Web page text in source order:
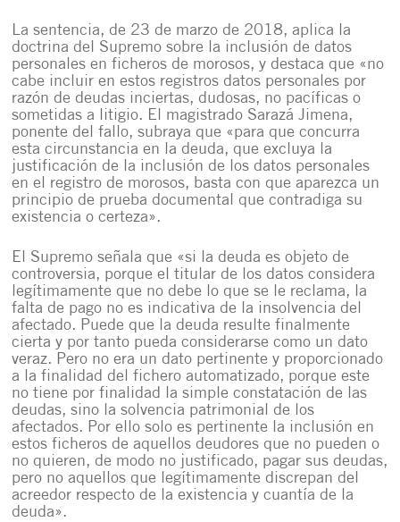
La sentencia, de 23 de marzo de 2018, aplica la
doctrina del Supremo sobre la inclusión de datos
personales en ficheros de morosos, y destaca que «no
cabe incluir en estos registros datos personales por
razón de deudas inciertas, dudosas, no pacíficas o
sometidas a litigio. El magistrado Sarazá Jimena,
ponente del fallo, subraya que «para que concurra
esta circunstancia en la deuda, que excluya la
justificación de la inclusión de los datos personales
en el registro de morosos, basta con que aparezca un
principio de prueba documental que contradiga su
existencia o certeza».
El Supremo señala que «si la deuda es objeto de
controversia, porque el titular de los datos considera
legítimamente que no debe lo que se le reclama, la
falta de pago no es indicativa de la insolvencia del
afectado. Puede que la deuda resulte finalmente
cierta y por tanto pueda considerarse como un dato
veraz. Pero no era un dato pertinente y proporcionado
a la finalidad del fichero automatizado, porque este
no tiene por finalidad la simple constatación de las
deudas, sino la solvencia patrimonial de los
afectados. Por ello solo es pertinente la inclusión en
estos ficheros de aquellos deudores que no pueden o
no quieren, de modo no justificado, pagar sus deudas,
pero no aquellos que legítimamente discrepan del
acreedor respecto de la existencia y cuantía de la
deuda».